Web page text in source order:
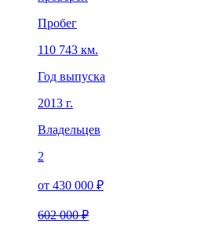
Пробег
110 743 км.
Год выпуска
2013 г.
Владельцев
2
от 430 000 ₽
602 000 ₽